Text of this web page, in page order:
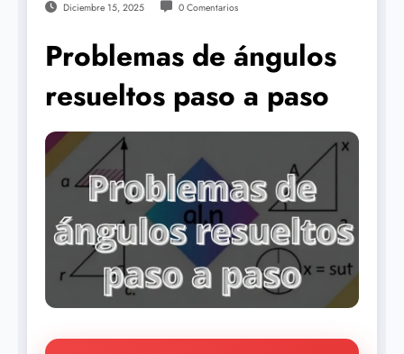
Diciembre 15, 2025 0 Comentarios
Problemas de ángulos
resueltos paso a paso